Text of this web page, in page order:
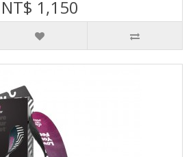
NT$ 1,150